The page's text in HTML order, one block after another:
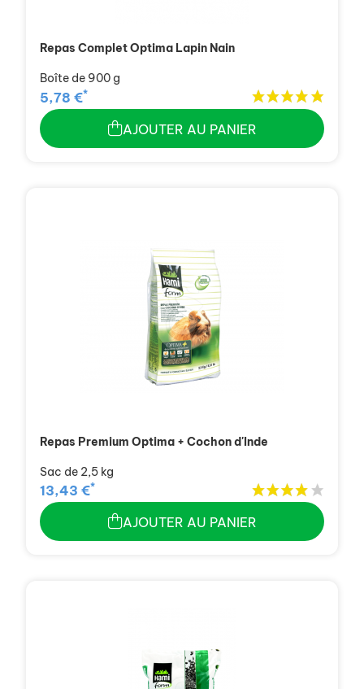
Repas Complet Optima Lapin Nain
Boîte de 900 g
5,78 €*
AJOUTER AU PANIER
Repas Premium Optima + Cochon d'Inde
Sac de 2,5 kg
13,43 €*
AJOUTER AU PANIER